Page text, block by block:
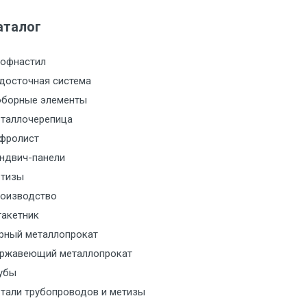
за МКАД
за МКАД
за МКАД
за МКАД
за МКАД
с транспортным
с транспортным
система
элементы
панели
металлопрокат
металлопрокат
трубопроводов и метизы